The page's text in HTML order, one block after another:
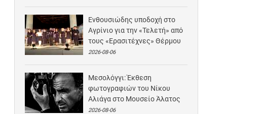
Ενθουσιώδης υποδοχή στο
Αγρίνιο για την «Τελετή» από
τους «Ερασιτέχνες» Θέρμου
2026-08-06
Μεσολόγγι: Έκθεση
φωτογραφιών του Νίκου
Αλιάγα στο Μουσείο Άλατος
2026-08-06